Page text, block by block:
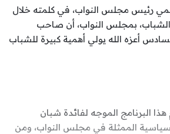
رئيس مجلس النواب، في كلمته خلال
الشباب، بمجلس النواب، أن صاحب
أعزه الله يولي أهمية كبيرة للشباب
البرنامج الموجه لفائدة شبان
الممثلة في مجلس النواب، ومن